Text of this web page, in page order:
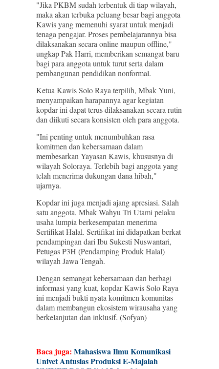
"Jika PKBM sudah terbentuk di tiap wilayah,
maka akan terbuka peluang besar bagi anggota
Kawis yang memenuhi syarat untuk menjadi
tenaga pengajar. Proses pembelajarannya bisa
dilaksanakan secara online maupun offline,"
ungkap Pak Harri, memberikan semangat baru
bagi para anggota untuk turut serta dalam
pembangunan pendidikan nonformal.
Ketua Kawis Solo Raya terpilih, Mbak Yuni,
menyampaikan harapannya agar kegiatan
kopdar ini dapat terus dilaksanakan secara rutin
dan diikuti secara konsisten oleh para anggota.
"Ini penting untuk menumbuhkan rasa
komitmen dan kebersamaan dalam
membesarkan Yayasan Kawis, khususnya di
wilayah Soloraya. Terlebih bagi anggota yang
telah menerima dukungan dana hibah,"
ujarnya.
Kopdar ini juga menjadi ajang apresiasi. Salah
satu anggota, Mbak Wahyu Tri Utami pelaku
usaha lumpia berkesempatan menerima
Sertifikat Halal. Sertifikat ini didapatkan berkat
pendampingan dari Ibu Sukesti Nuswantari,
Petugas P3H (Pendamping Produk Halal)
wilayah Jawa Tengah.
Dengan semangat kebersamaan dan berbagi
informasi yang kuat, kopdar Kawis Solo Raya
ini menjadi bukti nyata komitmen komunitas
dalam membangun ekosistem wirausaha yang
berkelanjutan dan inklusif. (Sofyan)
Baca juga: Mahasiswa Ilmu Komunikasi
Univet Antusias Produksi E-Majalah